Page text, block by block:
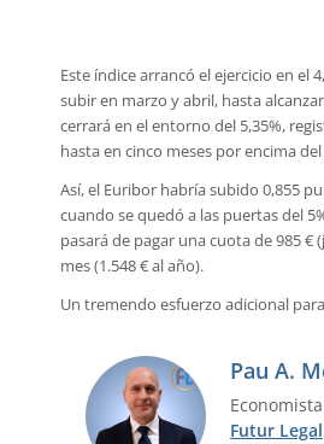
Este índice arrancó el ejercicio en el
subir en marzo y abril, hasta
cerrará en el entorno del 5,35%,
hasta en cinco meses por encima del
Así, el Euribor habría subido 0,855
cuando se quedó a las puertas del
pasará de pagar una cuota de 985 €
mes (1.548 € al año).
Un tremendo esfuerzo adicional
Pau A.
Futur Legal